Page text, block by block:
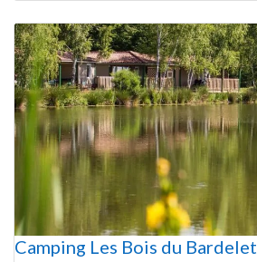
Camping Les Bois du Bardelet